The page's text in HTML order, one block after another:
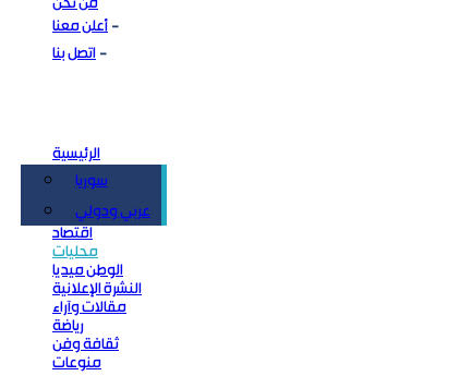
من نحن
أعلن معنا
اتصل بنا
الرئيسية
سوريا
عربي ودولي
اقتصاد
محليات
الوطن ميديا
النشرة الإعلانية
مقالات وآراء
رياضة
ثقافة وفن
منوعات